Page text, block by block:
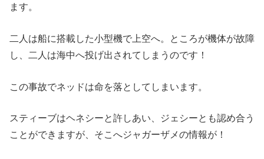
ます。
二人は船に搭載した小型機で上空へ。ところが機体が故障
し、二人は海中へ投げ出されてしまうのです！
この事故でネッドは命を落としてしまいます。
スティーブはヘネシーと許しあい、ジェシーとも認め合う
ことができますが、そこへジャガーザメの情報が！